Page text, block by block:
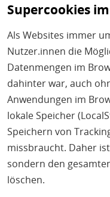
Supercookies
Als Websites immer
Nutzer.innen die
Datenmengen im
dahinter war, auch
Anwendungen im
lokale Speicher
Speichern von
missbraucht. Daher
sondern den
löschen.